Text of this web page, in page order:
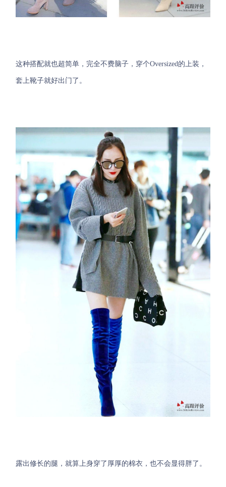
这种搭配就也超简单，完全不费脑子，穿个Oversized的上装，
套上靴子就好出门了。
露出修长的腿，就算上身穿了厚厚的棉衣，也不会显得胖了。